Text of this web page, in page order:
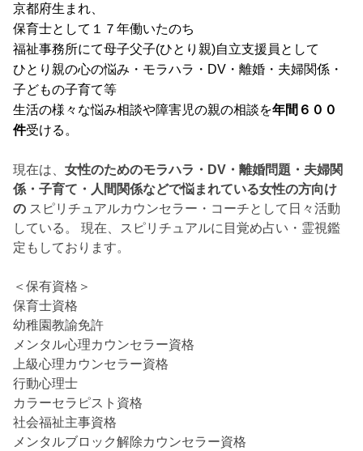
京都府生まれ、
保育士として１７年働いたのち
福祉事務所にて母子父子(ひとり親)自立支援員として
ひとり親の心の悩み・モラハラ・DV・離婚・夫婦関係・
子どもの子育て等
生活の様々な悩み相談や障害児の親の相談を年間６００
件受ける。
現在は、女性のためのモラハラ・DV・離婚問題・夫婦関
係・子育て・人間関係などで悩まれている女性の方向け
の スピリチュアルカウンセラー・コーチとして日々活動
している。 現在、スピリチュアルに目覚め占い・霊視鑑
定もしております。
＜保有資格＞
保育士資格
幼稚園教諭免許
メンタル心理カウンセラー資格
上級心理カウンセラー資格
行動心理士
カラーセラピスト資格
社会福祉主事資格
メンタルブロック解除カウンセラー資格